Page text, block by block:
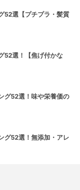
52選【プチプラ・髪質
52選！【焦げ付かな
グ52選！味や栄養価の
グ52選！無添加・アレ